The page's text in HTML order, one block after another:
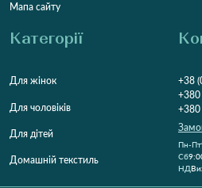
Мапа сайту
Категорії
Для жінок
Для чоловіків
Для дітей
Домашній текстиль
+38
Пн-Пт
Cб
НД